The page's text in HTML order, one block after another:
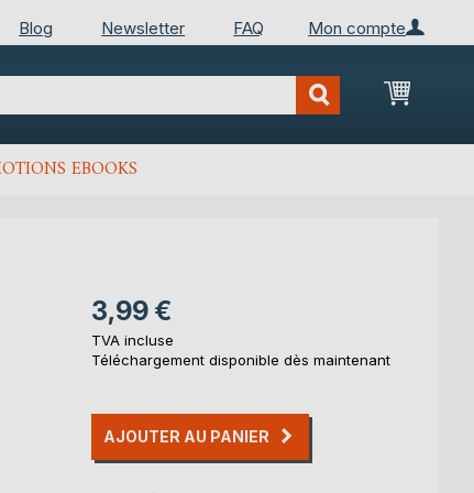
Mon compte
Blog Newsletter FAQ
Mon
EBOOKS
3,99 €
TVA incluse
Téléchargement disponible dès maintenant
AJOUTER AU PANIER